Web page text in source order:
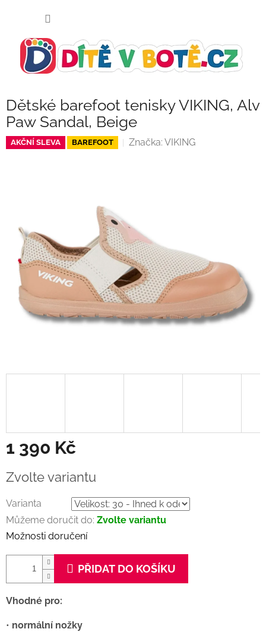
Dětské barefoot tenisky VIKING, Alv
Paw Sandal, Beige
AKČNÍ SLEVA BAREFOOT Značka: VIKING
1 390 Kč
cena:
Zvolte variantu
Varianta
Můžeme doručit do: Zvolte variantu
Možnosti doručení
PŘIDAT DO KOŠÍKU
Vhodné pro:
• normální nožky